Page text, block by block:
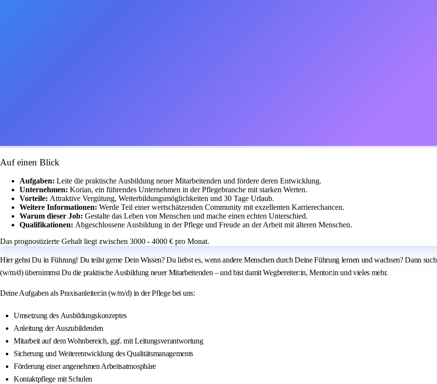
Auf einen Blick
Aufgaben: Leite die praktische Ausbildung neuer Mitarbeitenden und fördere deren Entwicklung.
Unternehmen: Korian, ein führendes Unternehmen in der Pflegebranche mit starken Werten.
Vorteile: Attraktive Vergütung, Weiterbildungsmöglichkeiten und 30 Tage Urlaub.
Weitere Informationen: Werde Teil einer wertschätzenden Community mit exzellenten Karrierechancen.
Warum dieser Job: Gestalte das Leben von Menschen und mache einen echten Unterschied.
Qualifikationen: Abgeschlossene Ausbildung in der Pflege und Freude an der Arbeit mit älteren Menschen.
Das prognostizierte Gehalt liegt zwischen 3000 - 4000 € pro Monat.
Hier gehst Du in Führung! Du teilst gerne Dein Wissen? Du liebst es, wenn andere Menschen durch Deine Führung lernen und wachsen? Dann
(w/m/d) übernimmst Du die praktische Ausbildung neuer Mitarbeitenden – und bist damit Wegbereiter:in, Mentor:in und vieles mehr.
Deine Aufgaben als Praxisanleiter:in (w/m/d) in der Pflege bei uns:
Umsetzung des Ausbildungskonzeptes
Anleitung der Auszubildenden
Mitarbeit auf dem Wohnbereich, ggf. mit Leitungsverantwortung
Sicherung und Weiterentwicklung des Qualitätsmanagements
Förderung einer angenehmen Arbeitsatmosphäre
Kontaktpflege mit Schulen